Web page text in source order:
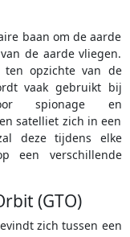
baan om de aarde
de aarde vliegen.
ten opzichte van de
vaak gebruikt bij
spionage en
satelliet zich in een
deze tijdens elke
een verschillende
(GTO)
zich tussen een